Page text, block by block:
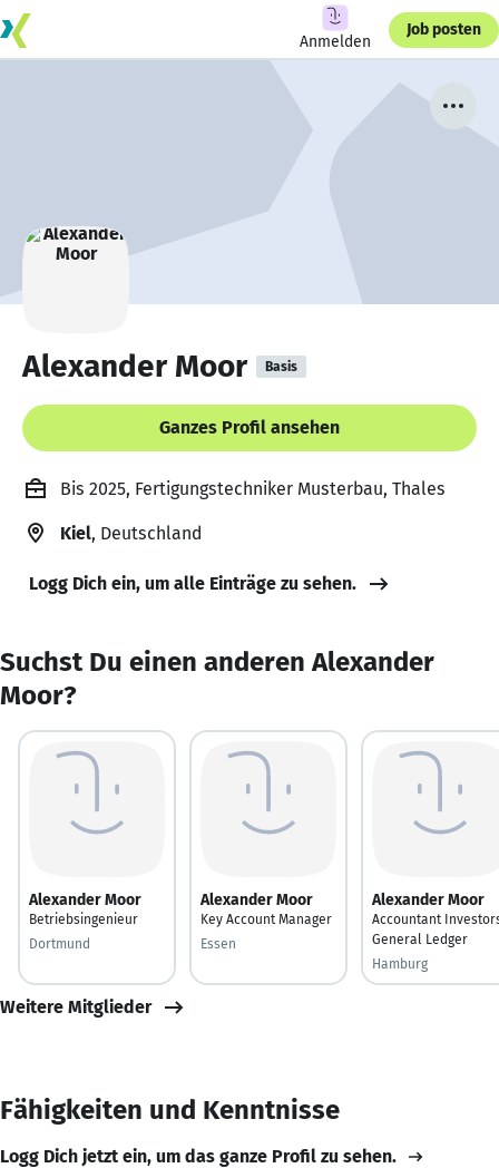
Anmelden
Job posten
Alexander Moor Basis
Ganzes Profil ansehen
Bis 2025, Fertigungstechniker Musterbau, Thales
Kiel, Deutschland
Logg Dich ein, um alle Einträge zu sehen.
Suchst Du einen anderen Alexander
Moor?
Alexander Moor
Betriebsingenieur
Dortmund
Alexander Moor
Key Account Manager
Essen
Alexander Moor
Accountant
General Ledger
Hamburg
Weitere Mitglieder
Fähigkeiten und Kenntnisse
Logg Dich jetzt ein, um das ganze Profil zu sehen.